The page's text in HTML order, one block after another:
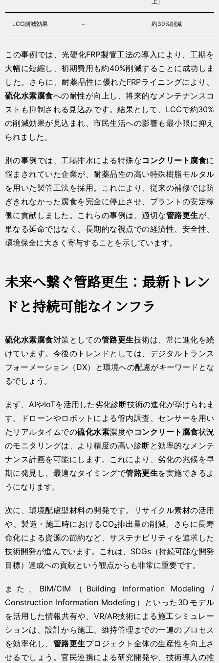
LCC削減効果 – 約30%削減
この事例では、光硬化FRP製管工法の導入により、工期を
大幅に短縮し、初期費用も約40%削減することに成功しま
した。さらに、耐薬品性に優れたFRPライニングにより、
硫化水素腐食への耐性が向上し、将来的なメンテナンスコ
ストも抑制される見込みです。結果として、LCCで約30%
の削減効果が見込まれ、市民生活への影響も最小限に抑え
られました。
別の事例では、工場排水による特殊なコンクリート腐食に
悩まされていた企業が、耐薬品性の高い特殊樹脂モルタル
を用いた製管工法を採用。これにより、従来の補修では防
ぎきれなかった腐食を完全に停止させ、プラントの安定稼
働に貢献しました。これらの事例は、適切な管路更生が、
単なる延命ではなく、長期的な視点での経済性、安全性、
環境保全に大きく寄与することを示しています。
未来へ繋ぐ管路更生：最新トレン
ドと持続可能なインフラ
硫化水素腐食対策としての管路更生技術は、常に進化を続
けています。今後のトレンドとしては、デジタルトランス
フォーメーション（DX）と環境への配慮がキーワードとな
るでしょう。
まず、AIやIoTを活用した劣化診断技術の進化が挙げられま
す。ドローンやロボットによる管内調査、センサーを用い
たリアルタイムでの硫化水素濃度やコンクリート腐食状況
のモニタリングは、より精度の高い診断と効率的なメンテ
ナンス計画を可能にします。これにより、劣化の兆候を早
期に発見し、最適なタイミングで管路更生を実施できるよ
うになります。
次に、環境配慮型材料の開発です。リサイクル素材の活用
や、製造・施工時におけるCO₂排出量の削減、さらに長寿
命化による資源の節約など、サステナビリティを追求した
技術開発が進んでいます。これは、SDGs（持続可能な開発
目標）達成への貢献という観点からも非常に重要です。
また、BIM/CIM（Building Information Modeling /
Construction Information Modeling）といった3Dモデル
を活用した情報共有や、VR/AR技術による施工シミュレー
ションは、設計から施工、維持管理までの一連のプロセス
を効率化し、 管路更生プロジェクト全体の生産性を向上さ
せるでしょう。官民連携による研究開発や、技術導入の推